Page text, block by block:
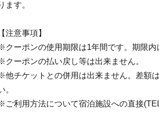
ます。
【注意事項】
クーポンの使用期限は1年間です。期限内
クーポンの払い戻し等は出来ません。
他チケットとの併用は出来ません。差額
。
ご利用方法について宿泊施設への直接